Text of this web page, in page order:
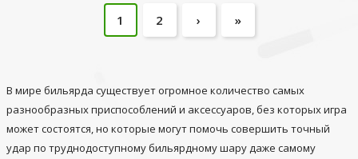
1 2 › »
В мире бильярда существует огромное количество самых
разнообразных приспособлений и аксессуаров, без которых игра
может состоятся, но которые могут помочь совершить точный
удар по труднодоступному бильярдному шару даже самому